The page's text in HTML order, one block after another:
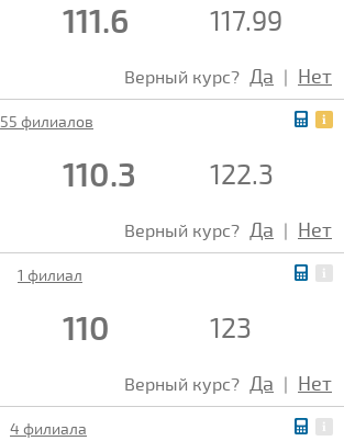
111.6 117.99
Верный курс? Да | Нет
55 филиалов
110.3 122.3
Верный курс? Да | Нет
1 филиал
110 123
Верный курс? Да | Нет
4 филиала